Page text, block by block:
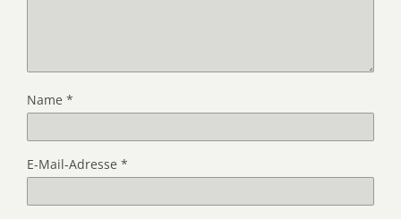
Name *
E-Mail-Adresse *